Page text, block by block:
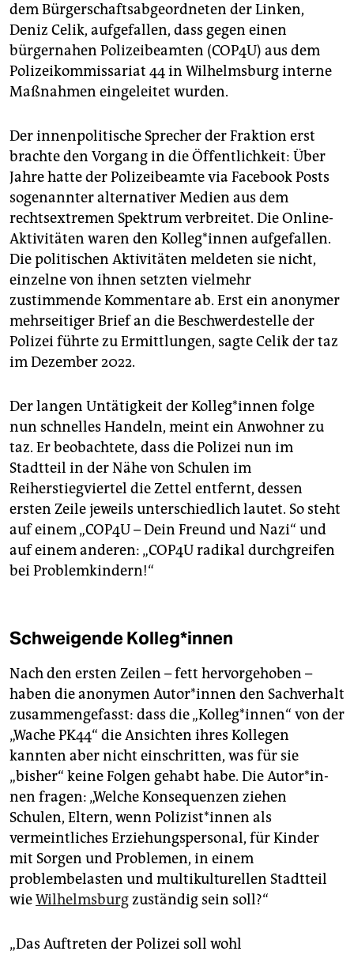
dem Bürgerschaftsabgeordneten der Linken,
Deniz Celik, aufgefallen, dass gegen einen
bürgernahen Polizeibeamten (COP4U) aus dem
Polizeikommissariat 44 in Wilhelmsburg interne
Maßnahmen eingeleitet wurden.
Der innenpolitische Sprecher der Fraktion erst
brachte den Vorgang in die Öffentlichkeit: Über
Jahre hatte der Polizeibeamte via Facebook Posts
sogenannter alternativer Medien aus dem
rechtsextremen Spektrum verbreitet. Die Online-
Aktivitäten waren den Kol­le­g*in­nen aufgefallen.
Die politischen Aktivitäten meldeten sie nicht,
einzelne von ihnen setzten vielmehr
zustimmende Kommentare ab. Erst ein anonymer
mehrseitiger Brief an die Beschwerdestelle der
Polizei führte zu Ermittlungen, sagte Celik der taz
im Dezember 2022.
Der langen Untätigkeit der Kol­le­g*in­nen folge
nun schnelles Handeln, meint ein Anwohner zu
taz. Er beobachtete, dass die Polizei nun im
Stadtteil in der Nähe von Schulen im
Reiherstiegviertel die Zettel entfernt, dessen
ersten Zeile jeweils unterschiedlich lautet. So steht
auf einem „COP4U – Dein Freund und Nazi“ und
auf einem anderen: „COP4U radikal durchgreifen
bei Problemkindern!“
Schweigende Kol­le­g*in­nen
Nach den ersten Zeilen – fett hervorgehoben –
haben die anonymen Au­to­r*in­nen den Sachverhalt
zusammengefasst: dass die „Kolleg*innen“ von der
„Wache PK44“ die Ansichten ihres Kollegen
kannten aber nicht einschritten, was für sie
„bisher“ keine Folgen gehabt habe. Die Au­tor*­in­
nen fragen: „Welche Konsequenzen ziehen
Schulen, Eltern, wenn Po­li­zis­t*in­nen als
vermeintliches Erziehungspersonal, für Kinder
mit Sorgen und Problemen, in einem
problembelasten und multikulturellen Stadtteil
wieWilhelmsburgzuständig sein soll?“
„Das Auftreten der Polizei soll wohl